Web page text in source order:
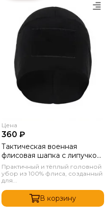
Цена
360 ₽
Тактическая военная
флисовая шапка с липучкой
Черный
Практичный и тёплый головной
убор из 100% флиса, созданный
для...
В корзину